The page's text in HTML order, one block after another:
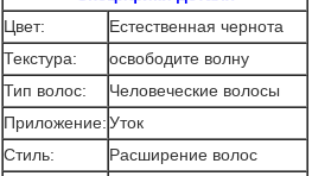
Цвет:
Естественная чернота
Текстура:
освободите волну
Тип волос:
Человеческие волосы
Приложение:Уток
Стиль:
Расширение волос